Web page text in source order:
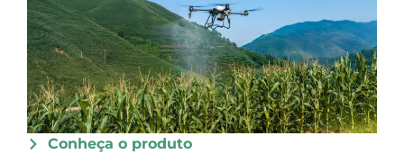
Conheça o produto